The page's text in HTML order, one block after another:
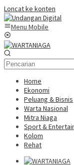
Loncat ke konten
Menu Mobile
Home
Ekonomi
Peluang & Bisnis
Warta Nasional
Mitra Niaga
Sport &
Kolom
Rehat